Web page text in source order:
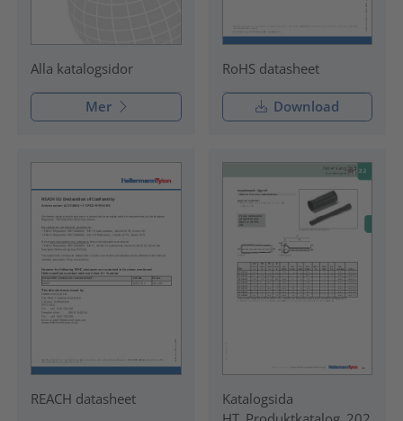
Alla katalogsidor
Mer
RoHS datasheet
Download
REACH datasheet
Katalogsida